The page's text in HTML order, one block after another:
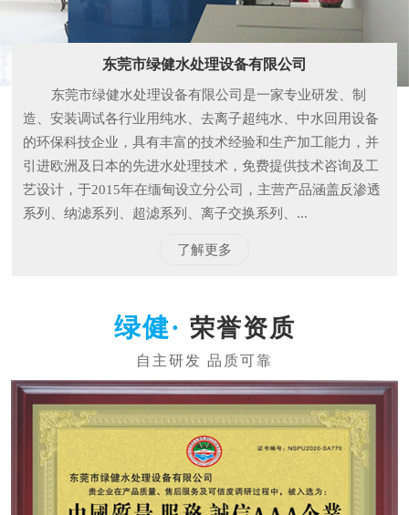
东莞市绿健水处理设备有限公司
东莞市绿健水处理设备有限公司是一家专业研发、制
造、安装调试各行业用纯水、去离子超纯水、中水回用设备
的环保科技企业，具有丰富的技术经验和生产加工能力，并
引进欧洲及日本的先进水处理技术，免费提供技术咨询及工
艺设计，于2015年在缅甸设立分公司，主营产品涵盖反渗透
系列、纳滤系列、超滤系列、离子交换系列、...
了解更多
荣誉资质